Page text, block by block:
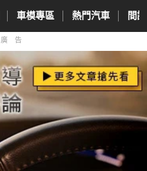
車模專區 熱門汽車 間
廣告